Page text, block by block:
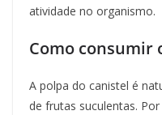
atividade no organismo.
Como consumir
A polpa do canistel é
de frutas suculentas.